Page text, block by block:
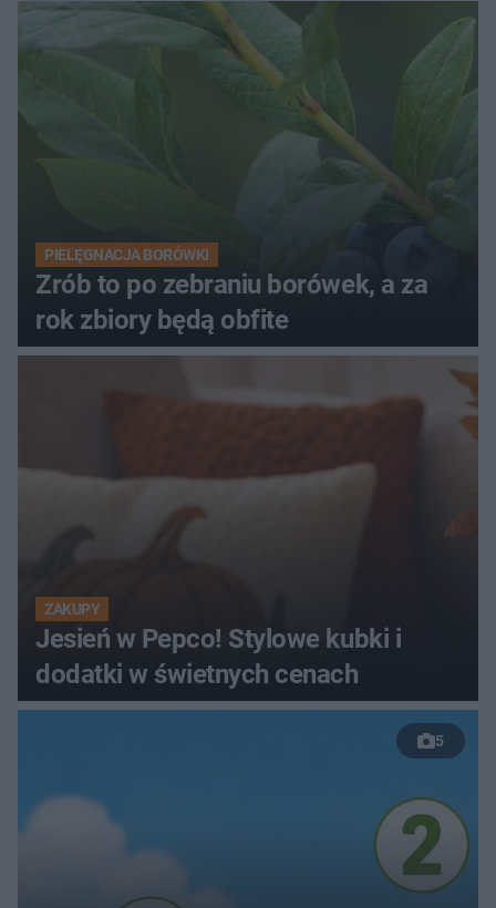
PIELĘGNACJA BORÓWKI
Zrób to po zebraniu borówek, a za
rok zbiory będą obfite
ZAKUPY
Jesień w Pepco! Stylowe kubki i
dodatki w świetnych cenach
5